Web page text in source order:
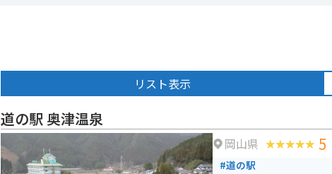
リスト表示
道の駅 奥津温泉
岡山県 5
#道の駅